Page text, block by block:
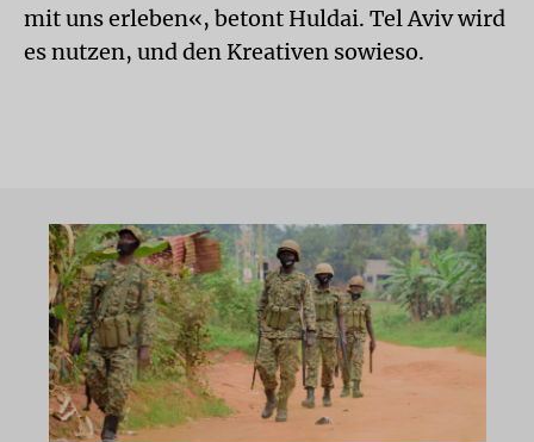
mit uns erleben«, betont Huldai. Tel Aviv wird
es nutzen, und den Kreativen sowieso.